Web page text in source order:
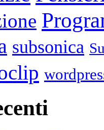
subsonica